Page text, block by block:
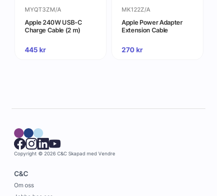
MYQT3ZM/A
Apple 240W USB-C
Charge Cable (2 m)
445kr
MK122Z/A
Apple Power Adapter
Extension Cable
270 kr
Copyright © 2026 C&C Skapad med Vendre
C&C
Om oss